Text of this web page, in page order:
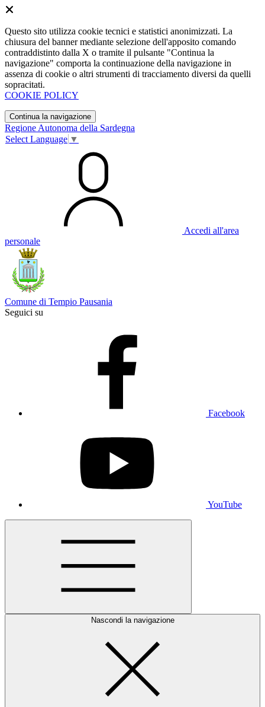
Questo sito utilizza cookie tecnici e statistici anonimizzati. La
chiusura del banner mediante selezione dell'apposito comando
contraddistinto dalla X o tramite il pulsante "Continua la
navigazione" comporta la continuazione della navigazione in
assenza di cookie o altri strumenti di tracciamento diversi da quelli
sopracitati.
COOKIE POLICY
Continua la navigazione
Regione Autonoma della Sardegna
Select Language ▼
Accedi all'area
personale
Comune di Tempio Pausania
Seguici su
Facebook
YouTube
Nascondi la navigazione